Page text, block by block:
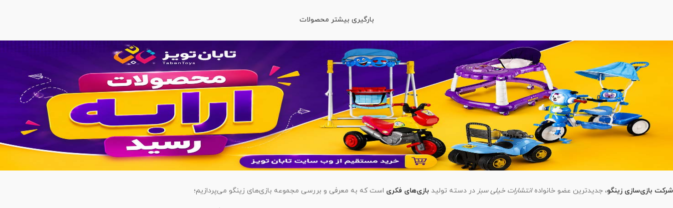
بارگیری بیشتر محصولات
شرکت بازی‌سازی زینگو، جدیدترین عضو خانوادهانتشارات خیلی سبز در دسته تولید بازی‌های فکری است که به معرفی و بررسی مجموعه بازی‌های زینگو می‌پردازیم؛